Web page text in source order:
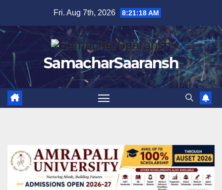
content
Fri. Aug 7th, 2026 8:21:19 AM
SamacharSaaransh